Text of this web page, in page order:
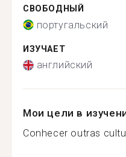
СВОБОДНЫЙ
португальский
ИЗУЧАЕТ
английский
Мои цели в
Conhecer outras